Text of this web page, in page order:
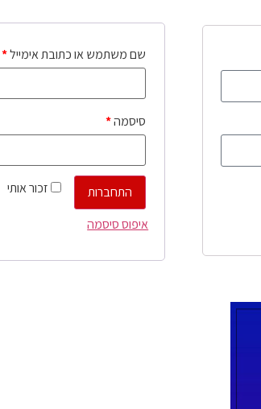
שם משתמש או כתובת אימייל*
סיסמה*
זכור אותי
התחברות
איפוס סיסמה